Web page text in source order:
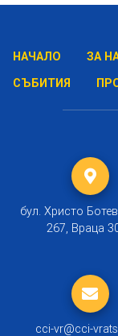
НАЧАЛО ЗА
СЪБИТИЯ
бул. Христо
267, Враца
cci-vr@cci-